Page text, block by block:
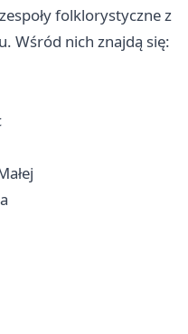
folklorystyczne z
Wśród nich znajdą się: